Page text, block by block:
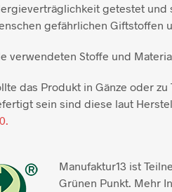
getestet
gefährlichen Giftstoffen
verwendeten Stoffe und
das Produkt in Gänze oder zu
sein sind diese laut
Manufaktur13 ist
Grünen Punkt. Mehr